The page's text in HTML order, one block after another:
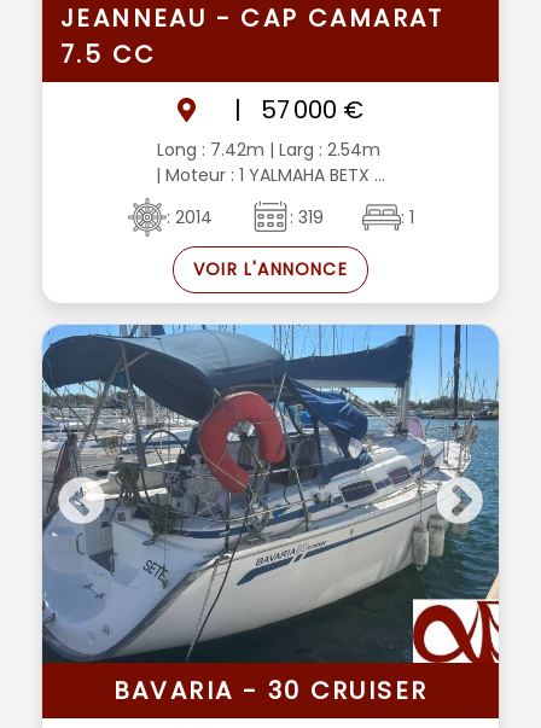
JEANNEAU - CAP CAMARAT
7.5 CC
|
57 000 €
Long : 7.42m | Larg : 2.54m
| Moteur : 1 YALMAHA BETX ...
: 2014
: 319 : 1
VOIR L'ANNONCE
BAVARIA - 30 CRUISER